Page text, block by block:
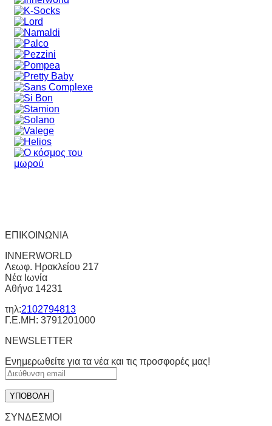
ΕΠΙΚΟΙΝΩΝΙΑ
INNERWORLD
Λεωφ. Ηρακλείου 217
Νέα Ιωνία
Αθήνα 14231
τηλ:2102794813
Γ.Ε.ΜΗ: 3791201000
NEWSLETTER
Ενημερωθείτε για τα νέα και τις προσφορές μας!
ΣΥΝΔΕΣΜΟΙ